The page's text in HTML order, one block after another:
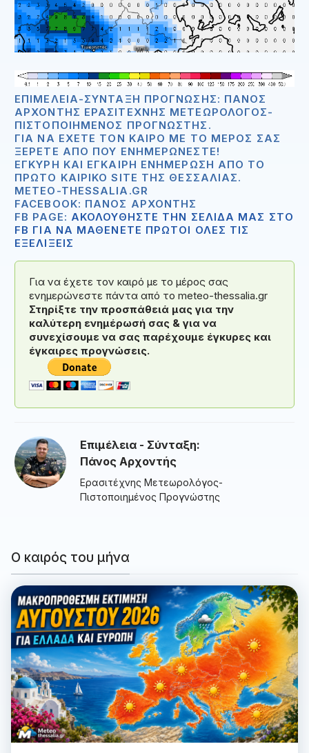
ΕΠΙΜΈΛΕΙΑ-ΣΎΝΤΑΞΗ ΠΡΌΓΝΩΣΗΣ: ΠΆΝΟΣ
ΑΡΧΟΝΤΉΣ ΕΡΑΣΙΤΈΧΝΗΣ ΜΕΤΕΩΡΟΛΌΓΟΣ-
ΠΙΣΤΟΠΟΙΗΜΈΝΟΣ ΠΡΟΓΝΏΣΤΗΣ.
ΓΙΑ ΝΑ ΈΧΕΤΕ ΤΟΝ ΚΑΙΡΌ ΜΕ ΤΟ ΜΈΡΟΣ ΣΑΣ
ΞΈΡΕΤΕ ΑΠΟ ΠΟΥ ΕΝΗΜΕΡΏΝΕΣΤΕ!
ΈΓΚΥΡΗ ΚΑΙ ΈΓΚΑΙΡΗ ΕΝΗΜΈΡΩΣΗ ΑΠΟ ΤΟ
ΠΡΏΤΟ ΚΑΙΡΙΚΌ SITE ΤΗΣ ΘΕΣΣΑΛΊΑΣ.
METEO-THESSALIA.GR
FACEBOOK: ΠΆΝΟΣ ΑΡΧΟΝΤΉΣ
FB PAGE: ΑΚΟΛΟΥΘΗΣΤΕ ΤΗΝ ΣΕΛΙΔΑ ΜΑΣ ΣΤΟ
FB ΓΙΑ ΝΑ ΜΑΘΕΝΕΤΕ ΠΡΩΤΟΙ ΟΛΕΣ ΤΙΣ
ΕΞΕΛΙΞΕΙΣ
Για να έχετε τον καιρό με το μέρος σας
ενημερώνεστε πάντα από το meteo-thessalia.gr
Στηρίξτε την προσπάθειά μας για την
καλύτερη ενημέρωσή σας & για να
συνεχίσουμε να σας παρέχουμε έγκυρες και
έγκαιρες προγνώσεις.
Επιμέλεια - Σύνταξη:
Πάνος Αρχοντής
Ερασιτέχνης Μετεωρολόγος-
Πιστοποιημένος Προγνώστης
Ο καιρός του μήνα